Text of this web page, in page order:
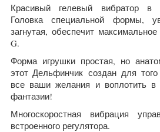
Красивый гелевый вибратор в
Головка специальной формы,
загнутая, обеспечит
G.
Форма игрушки простая, но
этот Дельфинчик создан для
все ваши желания и воплотить
фантазии!
Многоскоростная вибрация
встроенного регулятора.